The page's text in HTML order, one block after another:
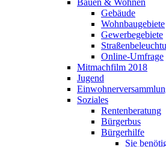
Bauen & Wohnen
Gebäude
Wohnbaugebiete
Gewerbegebiete
Online-Umfrage
Mitmachfilm 2018
Jugend
Soziales
Rentenberatung
Bürgerbus
Bürgerhilfe
Sie